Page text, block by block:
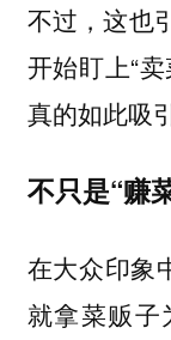
不过，这也
开始盯上“
真的如此吸
不只是“赚
在大众印象
就拿菜贩子